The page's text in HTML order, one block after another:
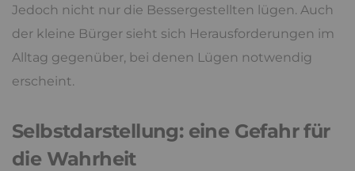
Jedoch nicht nur die Bessergestellten lügen. Auch
der kleine Bürger sieht sich Herausforderungen im
Alltag gegenüber, bei denen Lügen notwendig
erscheint.
Selbstdarstellung: eine Gefahr für
die Wahrheit